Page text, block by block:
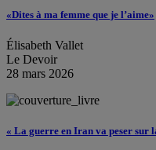
«Dites à ma femme que je l’aime»
Élisabeth Vallet
Le Devoir
28 mars 2026
« La guerre en Iran va peser sur